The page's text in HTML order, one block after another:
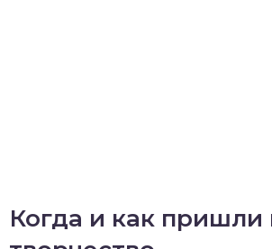
Когда и как пришли